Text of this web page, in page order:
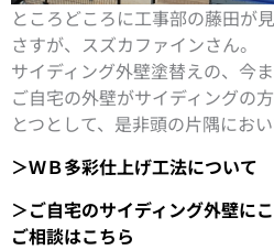
ところどころに工事部の藤田が
さすが、スズカファインさん。
サイディング外壁塗替えの、今
ご自宅の外壁がサイディングの
とつとして、是非頭の片隅にお
＞ＷＢ多彩仕上げ工法について
＞ご自宅のサイディング外壁に
ご相談はこちら